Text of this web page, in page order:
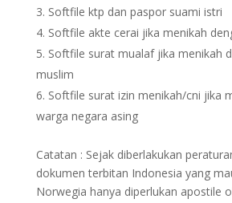
Softfile ktp dan paspor suami istri
Softfile akte cerai jika menikah
Softfile surat mualaf jika menikah
muslim
Softfile surat izin menikah/cni jika
warga negara asing
Catatan : Sejak diberlakukan
dokumen terbitan Indonesia yang
Norwegia hanya diperlukan apostile